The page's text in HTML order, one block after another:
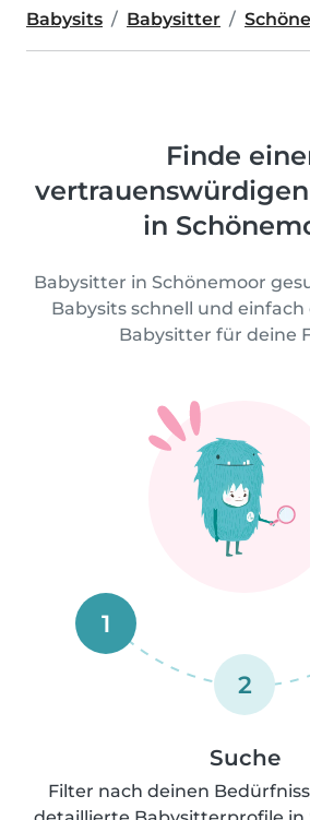
Babysits Babysitter
Finde
in
Babysitter in Schönemoor
Babysits schnell und
Babysitter für deine
1
2
Suche
Filter nach deinen